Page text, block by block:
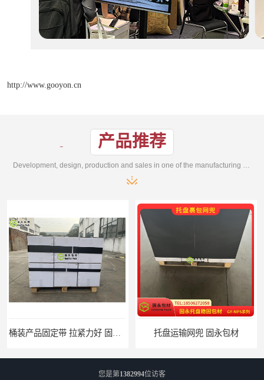
http://www.gooyon.cn
产品推荐
托盘运输网兜 固永包材 托盘打包绑带 固永包材
您是第1382994位访客